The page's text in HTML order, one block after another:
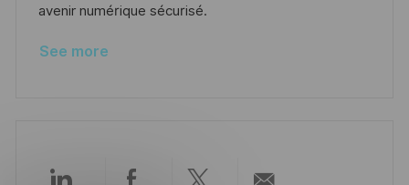
y
avenir numérique sécurisé.
See more